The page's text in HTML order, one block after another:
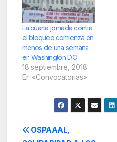
La cuarta jornada contra
el bloqueo comienza en
menos de una semana
en Washington DC
18 septiembre, 2018
En «Convocatorias»
Navegación
OSPAAAL,